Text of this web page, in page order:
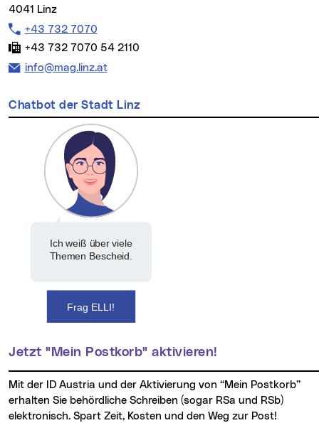
4041 Linz
Telefon:
+43 732 7070
Fax:
+43 732 7070 54 2110
E-Mail Adresse:
info@mag.linz.at
Chatbot der Stadt Linz
Ich weiß über viele
Themen Bescheid.
Frag ELLI!
Jetzt "Mein Postkorb" aktivieren!
Mit der ID Austria und der Aktivierung von “Mein Postkorb”
erhalten Sie behördliche Schreiben (sogar RSa und RSb)
elektronisch. Spart Zeit, Kosten und den Weg zur Post!